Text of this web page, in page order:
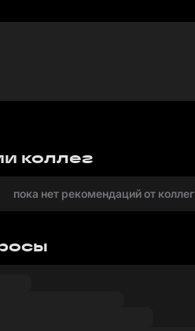
коллег
пока нет рекомендаций от коллег